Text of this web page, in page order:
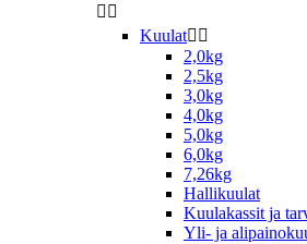
 
Kuulat 
2,0kg
2,5kg
3,0kg
4,0kg
5,0kg
6,0kg
7,26kg
Hallikuulat
Kuulakassit ja
Yli- ja